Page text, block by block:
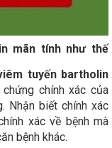
mãn tính như thế
tuyến bartholin
chính xác của
Nhận biết chính xác
xác về bệnh mà
bệnh khác.